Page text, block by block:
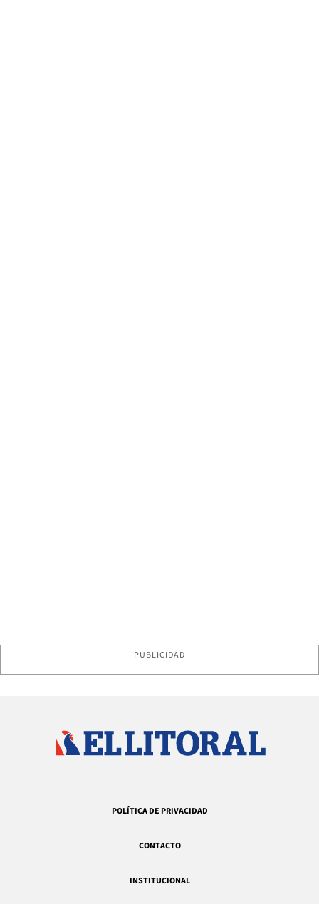
PUBLICIDAD
POLÍTICA DE PRIVACIDAD
CONTACTO
INSTITUCIONAL